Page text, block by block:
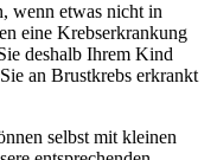
wenn etwas nicht in
eine Krebserkrankung
deshalb Ihrem Kind
an Brustkrebs erkrankt
selbst mit kleinen